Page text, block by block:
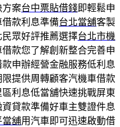
方案台中票貼借錢即輕鬆申
款利息準備台北當舖客製
眾好評推薦選擇台北市機
款您了解創新整合完善申
申辦經營金融服務低利息
提供周轉顧客汽機車借款
利息低當舖快速挑戰屏東
資貸款準備好車主雙證件息
當舖用汽車即可迅速啟動借